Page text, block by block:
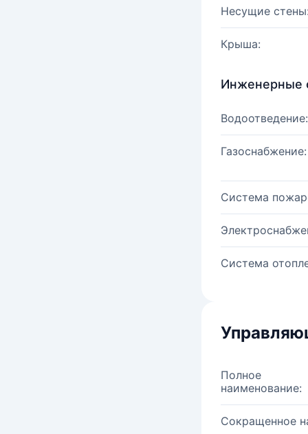
Несущие
Крыша:
Инженерные
Водоотведение:
Газоснабжение:
Система
Система
Полное
наименование:
Сокращенное